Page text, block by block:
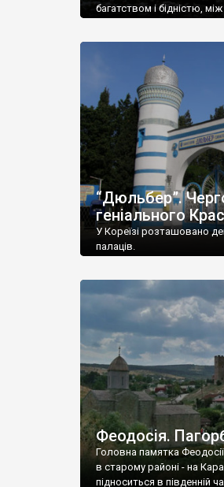
багатством і бідністю,
“Дюльбер”.
геніального
У Кореїзі розташовано
палаців.
Феодосія.
Головна памятка
в старому районі - на
підноситься в південній